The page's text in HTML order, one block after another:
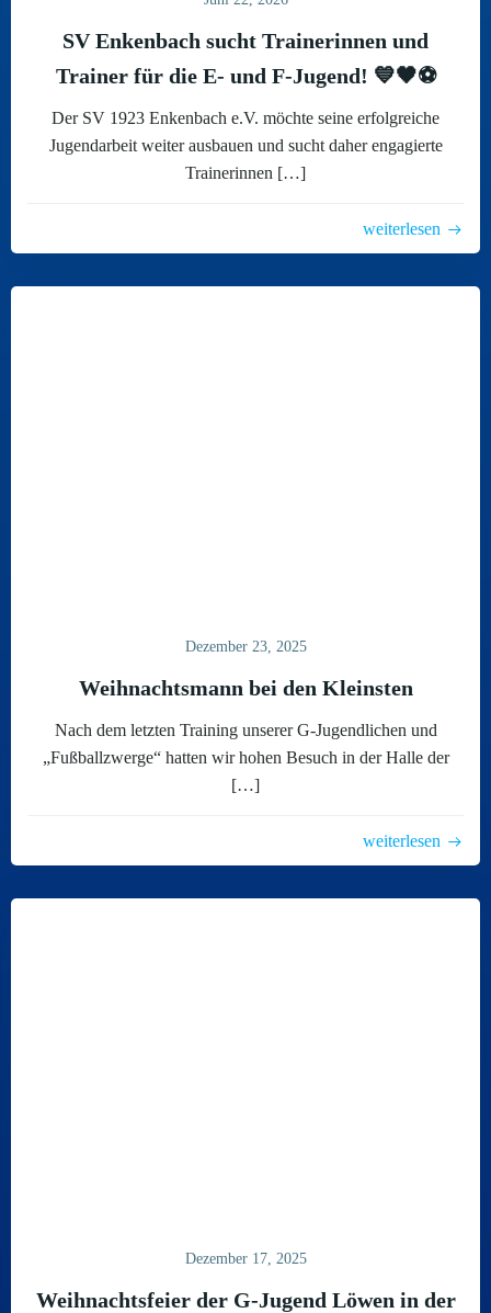
SV Enkenbach sucht Trainerinnen und
Trainer für die E- und F-Jugend! 💙🖤⚽
Der SV 1923 Enkenbach e.V. möchte seine erfolgreiche
Jugendarbeit weiter ausbauen und sucht daher engagierte
Trainerinnen […]
weiterlesen
Dezember 23, 2025
Weihnachtsmann bei den Kleinsten
Nach dem letzten Training unserer G-Jugendlichen und
„Fußballzwerge“ hatten wir hohen Besuch in der Halle der
[…]
weiterlesen
Dezember 17, 2025
Weihnachtsfeier der G-Jugend Löwen in der